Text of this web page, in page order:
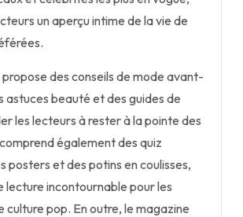
un aperçu intime de la vie de
des conseils de mode avant-
astuces beauté et des guides de
les lecteurs à rester à la pointe des
également des quiz
posters et des potins en coulisses,
lecture incontournable pour les
culture pop. En outre, le magazine